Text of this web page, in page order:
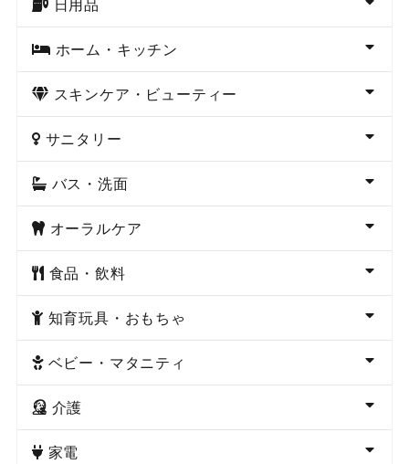
日用品
ホーム・キッチン
スキンケア・ビューティー
サニタリー
バス・洗面
オーラルケア
食品・飲料
知育玩具・おもちゃ
ベビー・マタニティ
介護
家電